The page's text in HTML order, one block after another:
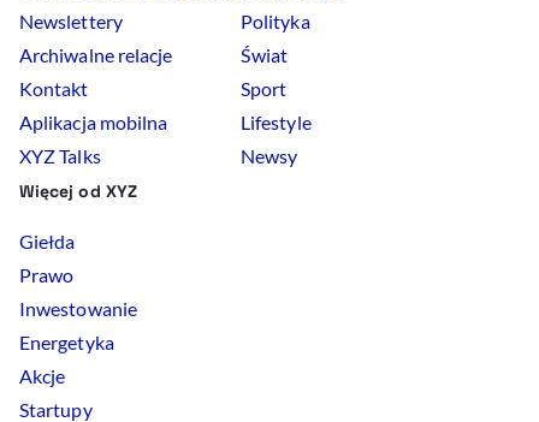
Newslettery
Archiwalne relacje
Kontakt
Aplikacja mobilna
XYZ Talks
Polityka
Świat
Sport
Lifestyle
Newsy
Więcej od XYZ
Giełda
Prawo
Inwestowanie
Energetyka
Akcje
Startupy